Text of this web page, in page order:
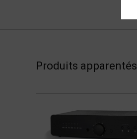
Produits apparentés